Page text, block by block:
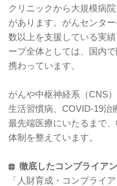
クリニックから大規模病
があります。がんセンタ
数以上を支援している実
ープ全体としては、国内
携わっています。
がんや中枢神経系（CNS
生活習慣病、COVID-19治
最先端医療にいたるまで
体制を整えています。
徹底したコンプライア
「人財育成・コンプライ